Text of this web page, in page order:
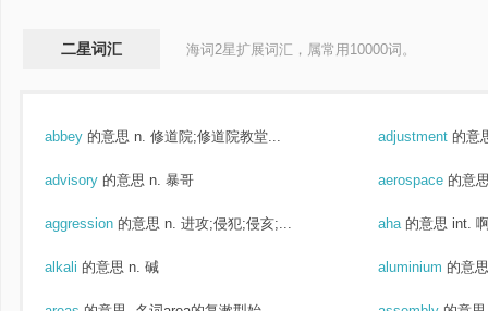
二星词汇 海词2星扩展词汇，属常用10000词。
abbey 的意思 n. 修道院;修道院教堂... adjustment 的意
advisory 的意思 n. 暴哥 aerospace 的意
aggression 的意思 n. 进攻;侵犯;侵亥;... aha 的意思 int.
alkali 的意思 n. 碱 aluminium 的意思